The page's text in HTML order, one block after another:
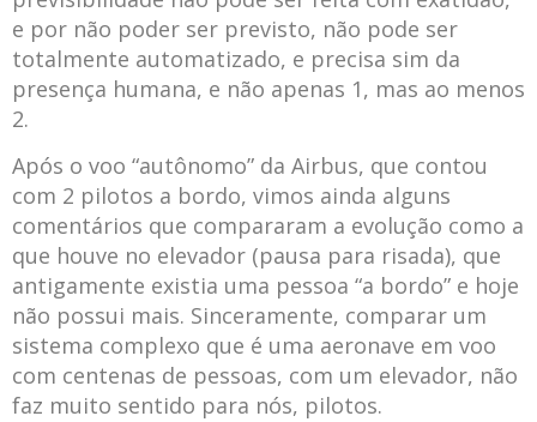
e por não poder ser previsto, não pode ser
totalmente automatizado, e precisa sim da
presença humana, e não apenas 1, mas ao menos
2.
Após o voo “autônomo” da Airbus, que contou
com 2 pilotos a bordo, vimos ainda alguns
comentários que compararam a evolução como a
que houve no elevador (pausa para risada), que
antigamente existia uma pessoa “a bordo” e hoje
não possui mais. Sinceramente, comparar um
sistema complexo que é uma aeronave em voo
com centenas de pessoas, com um elevador, não
faz muito sentido para nós, pilotos.